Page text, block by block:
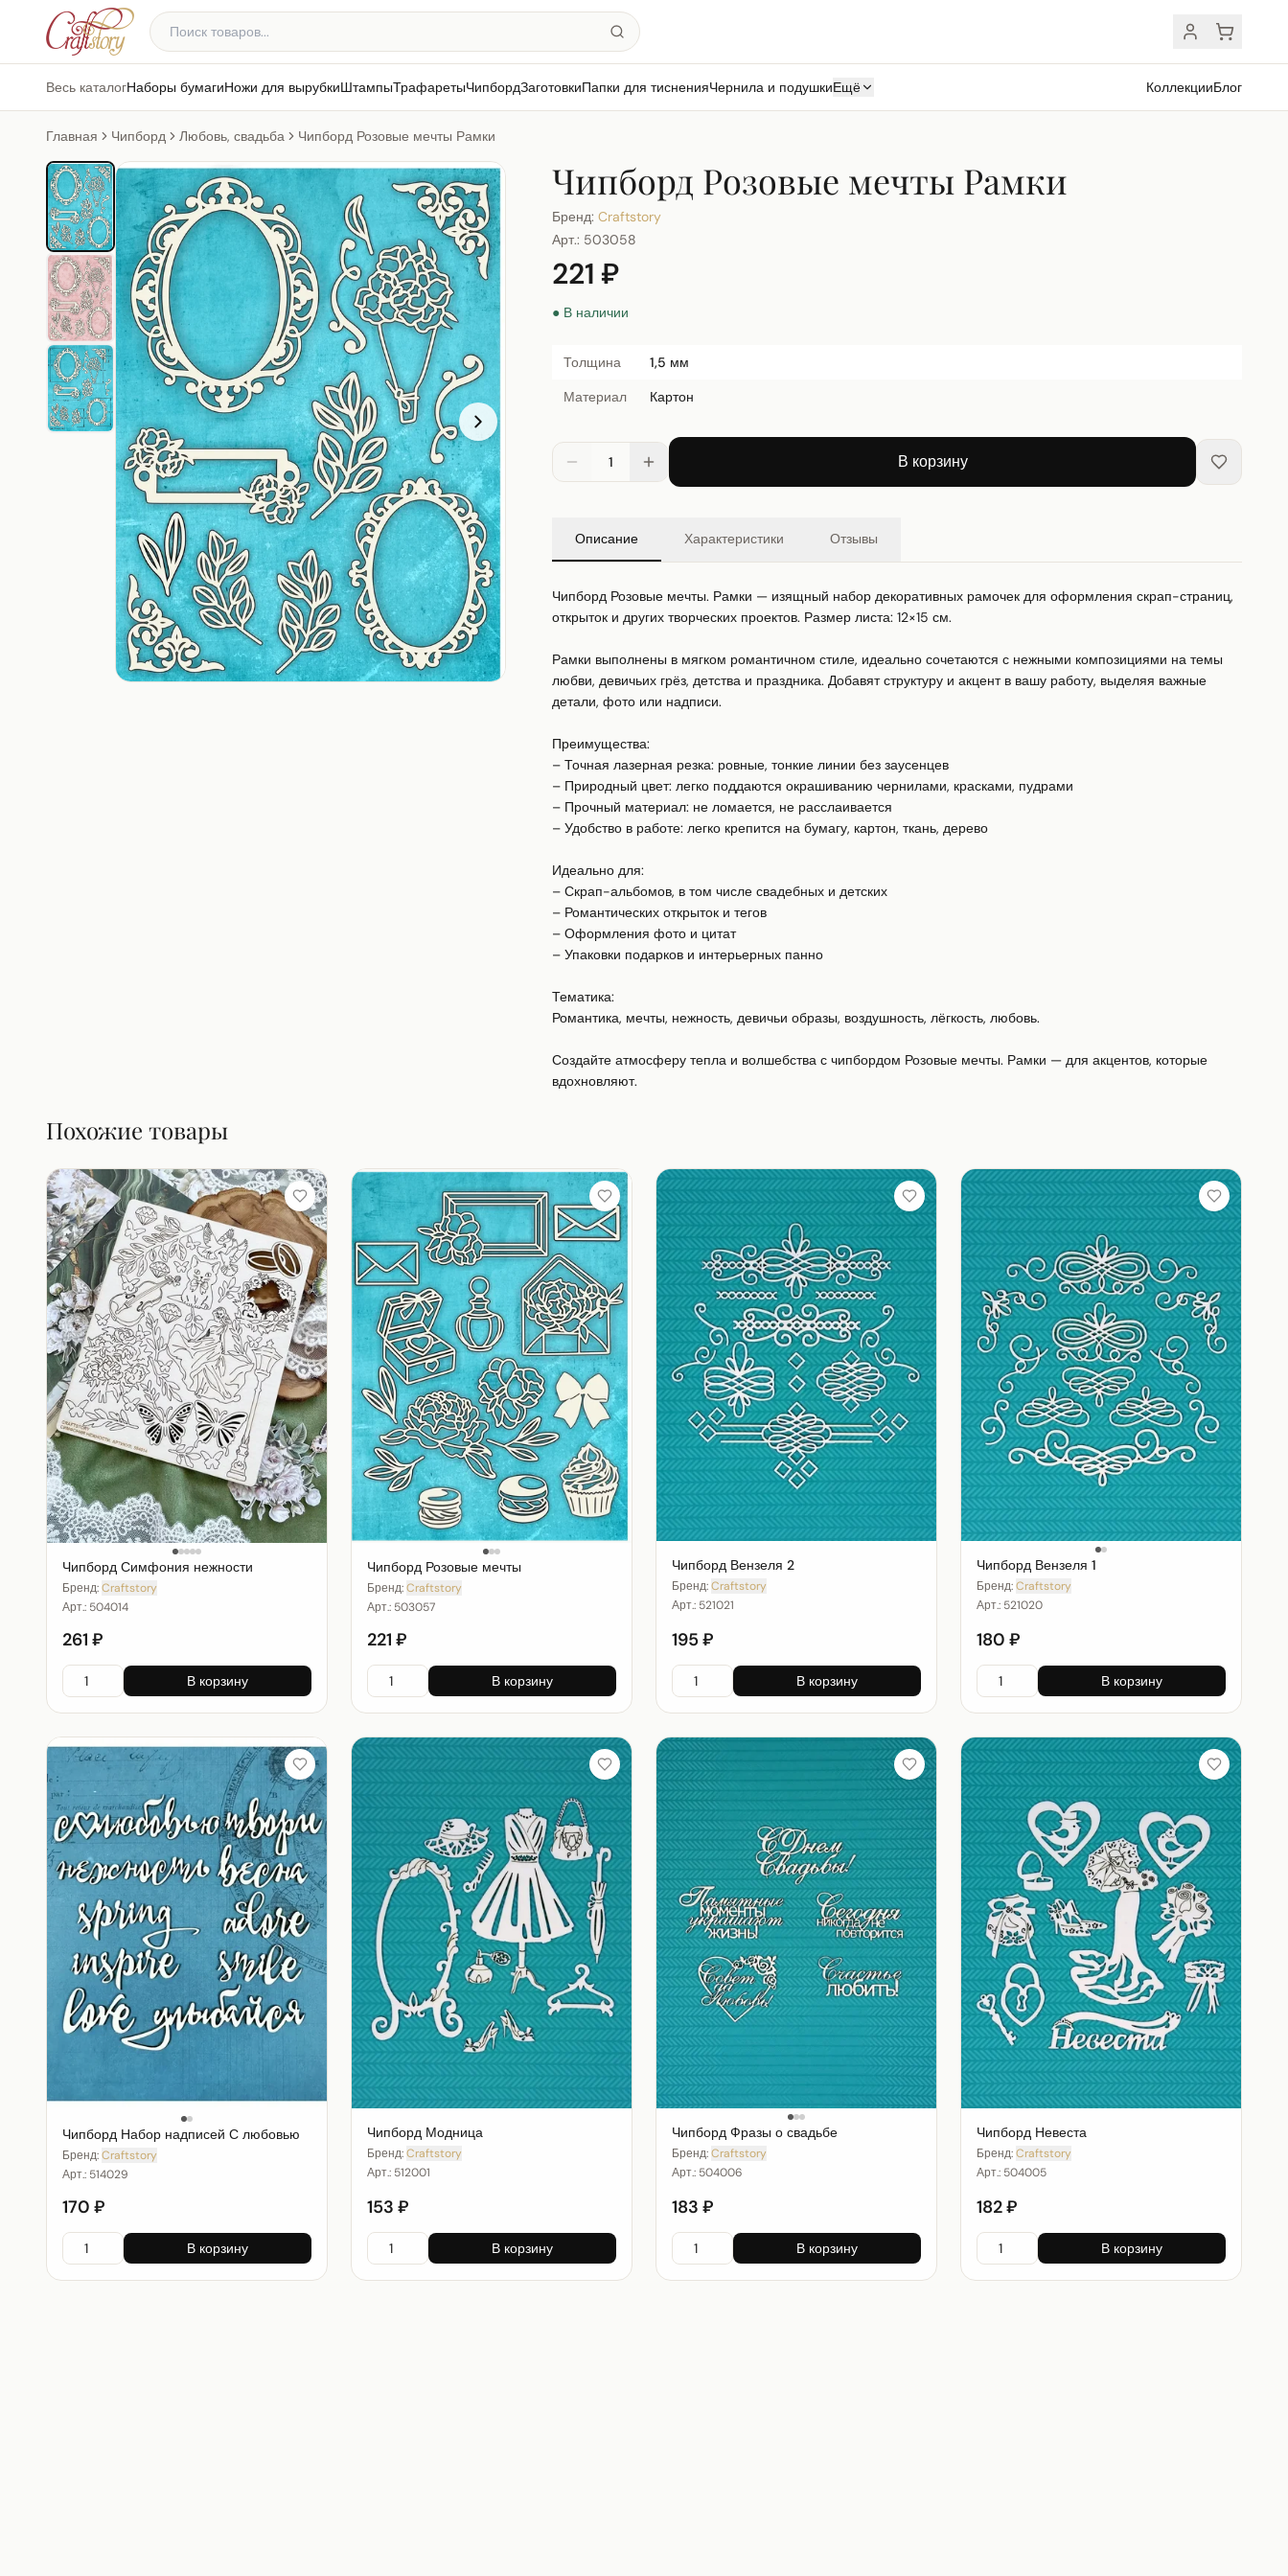
Весь каталогНаборы бумагиНожи для вырубкиШтампыТрафаретыЧипбордЗаготовкиПапки для тисненияЧернила и подушкиЕщё КоллекцииБлог
Главная Чипборд Любовь, свадьба Чипборд Розовые мечты Рамки
Чипборд Розовые мечты Рамки
Бренд: Craftstory
Арт.: 503058
221 ₽
● В наличии
Толщина
1,5 мм
Материал
Картон
1 В корзину
Описание Характеристики Отзывы
Чипборд Розовые мечты. Рамки — изящный набор декоративных рамочек для оформления скрап-страниц,
открыток и других творческих проектов. Размер листа: 12×15 см.
Рамки выполнены в мягком романтичном стиле, идеально сочетаются с нежными композициями на темы
любви, девичьих грёз, детства и праздника. Добавят структуру и акцент в вашу работу, выделяя важные
детали, фото или надписи.
Преимущества:
– Точная лазерная резка: ровные, тонкие линии без заусенцев
– Природный цвет: легко поддаются окрашиванию чернилами, красками, пудрами
– Прочный материал: не ломается, не расслаивается
– Удобство в работе: легко крепится на бумагу, картон, ткань, дерево
Идеально для:
– Скрап-альбомов, в том числе свадебных и детских
– Романтических открыток и тегов
– Оформления фото и цитат
– Упаковки подарков и интерьерных панно
Тематика:
Романтика, мечты, нежность, девичьи образы, воздушность, лёгкость, любовь.
Создайте атмосферу тепла и волшебства с чипбордом Розовые мечты. Рамки — для акцентов, которые
вдохновляют.
Похожие товары
Чипборд Симфония нежности
Бренд:Craftstory
Арт.: 504014
261 ₽
В корзину
Чипборд Розовые мечты
Бренд:Craftstory
Арт.: 503057
221 ₽
В корзину
Чипборд Вензеля 2
Бренд:Craftstory
Арт.: 521021
195 ₽
В корзину
Чипборд Вензеля 1
Бренд:Craftstory
Арт.: 521020
180 ₽
В корзину
Чипборд Набор надписей С любовью
Бренд:Craftstory
Арт.: 514029
170 ₽
В корзину
Чипборд Модница
Бренд:Craftstory
Арт.: 512001
153 ₽
В корзину
Чипборд Фразы о свадьбе
Бренд:Craftstory
Арт.: 504006
183 ₽
В корзину
Чипборд Невеста
Бренд:Craftstory
Арт.: 504005
182 ₽
В корзину